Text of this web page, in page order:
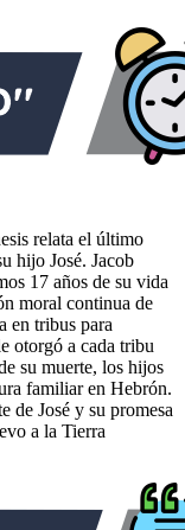
relata el último
hijo José. Jacob
17 años de su vida
moral continua de
en tribus para
otorgó a cada tribu
su muerte, los hijos
familiar en Hebrón.
de José y su promesa
a la Tierra